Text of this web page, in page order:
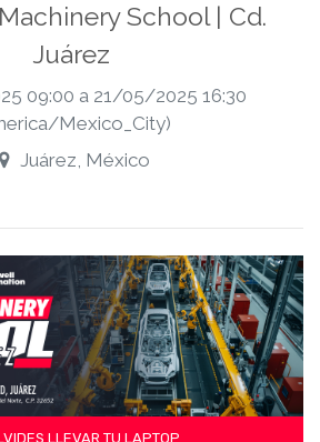
School | Cd.
Juárez
09:00 a 21/05/2025 16:30
Mexico_City)
Juárez, México
LLEVAR TU LAPTOP